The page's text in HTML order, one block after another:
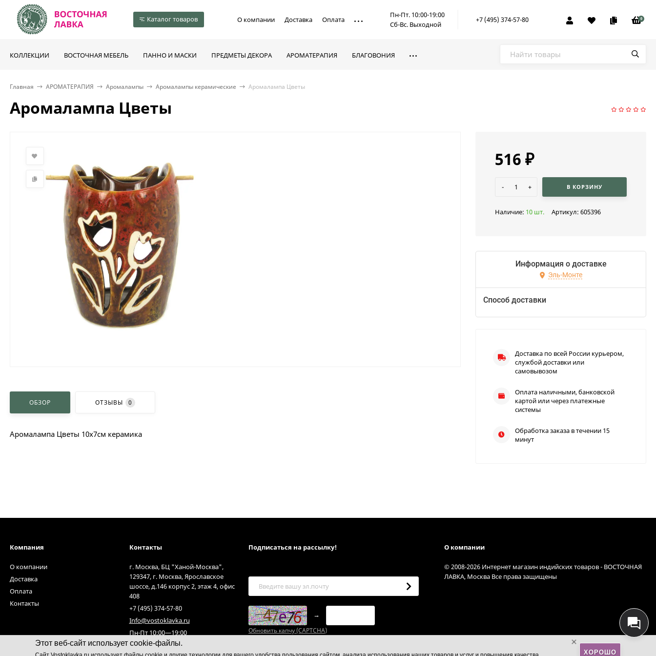
Этот веб-сайт использует cookie-файлы.
ХОРОШО
Каталог товаров О компании Доставка Оплата
Пн-Пт. 10:00-19:00
Сб-Вс. Выходной
+7 (495) 374-57-80 0
КОЛЛЕКЦИИ ВОСТОЧНАЯ МЕБЕЛЬ ПАННО И МАСКИ ПРЕДМЕТЫ ДЕКОРА АРОМАТЕРАПИЯ БЛАГОВОНИЯ
Главная АРОМАТЕРАПИЯ Аромалампы Аромалампы керамические Аромалампа Цветы
Аромалампа Цветы
ОБЗОР ОТЗЫВЫ 0
Аромалампа Цветы 10x7см керамика
516 ₽
- + В КОРЗИНУ
Наличие: 10 шт. Артикул: 605396
Информация о доставке
Эль-Монте
Способ доставки
Доставка по всей России курьером,
службой доставки или
самовывозом
Оплата наличными, банковской
картой или через платежные
системы
Обработка заказа в течении 15
минут
Компания
О компании
Доставка
Оплата
Контакты
Контакты
г. Москва, БЦ "Ханой-Москва",
129347, г. Москва, Ярославское
шоссе, д.146 корпус 2, этаж 4, офис
408
+7 (495) 374-57-80
Info@vostoklavka.ru
Пн-Пт 10:00—19:00
Подписаться на рассылкy!
→
Обновить капчу (CAPTCHA)
О компании
© 2008-2026 Интернет магазин индийских товаров - ВОСТОЧНАЯ
ЛАВКА, Москва Все права защищены